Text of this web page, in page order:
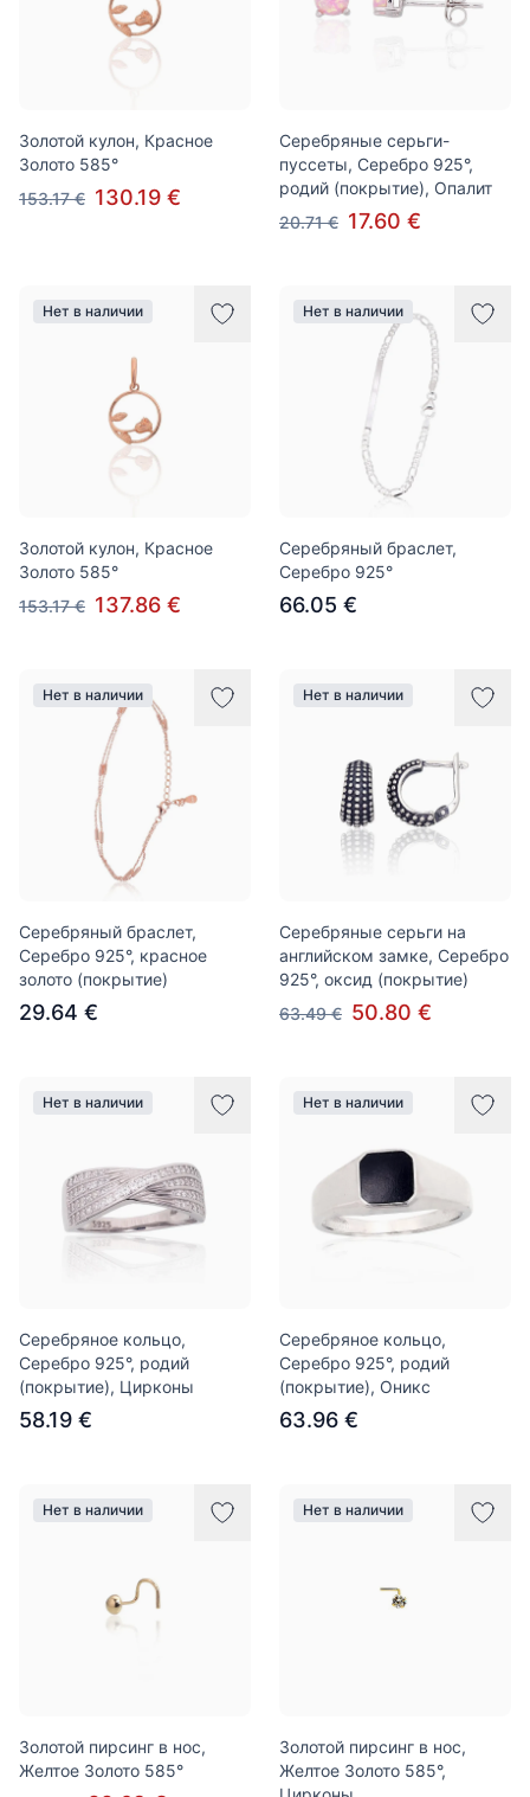
Золотой кулон, Красное
Золото 585°
153.17 € 130.19 €
Серебряные серьги-
пуссеты, Серебро 925°,
родий (покрытие), Опалит
20.71 € 17.60 €
Нет в наличии
Золотой кулон, Красное
Золото 585°
153.17 € 137.86 €
Нет в наличии
Серебряный браслет,
Серебро 925°
66.05 €
Нет в наличии
Серебряный браслет,
Серебро 925°, красное
золото (покрытие)
29.64 €
Нет в наличии
Серебряные серьги на
английском замке, Серебро
925°, оксид (покрытие)
63.49 € 50.80 €
Нет в наличии
Серебряное кольцо,
Серебро 925°, родий
(покрытие), Цирконы
58.19 €
Нет в наличии
Серебряное кольцо,
Серебро 925°, родий
(покрытие), Оникс
63.96 €
Нет в наличии
Золотой пирсинг в нос,
Желтое Золото 585°
Нет в наличии
Золотой пирсинг в нос,
Желтое Золото 585°,